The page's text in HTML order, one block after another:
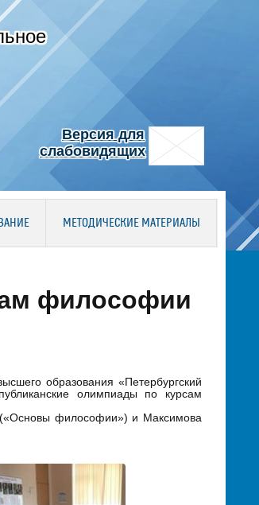
Версия для
слабовидящих
МЕТОДИЧЕСКИЕ МАТЕРИАЛЫ
философии
образования «Петербургский
олимпиады по курсам
(«Основы философии») и Максимова